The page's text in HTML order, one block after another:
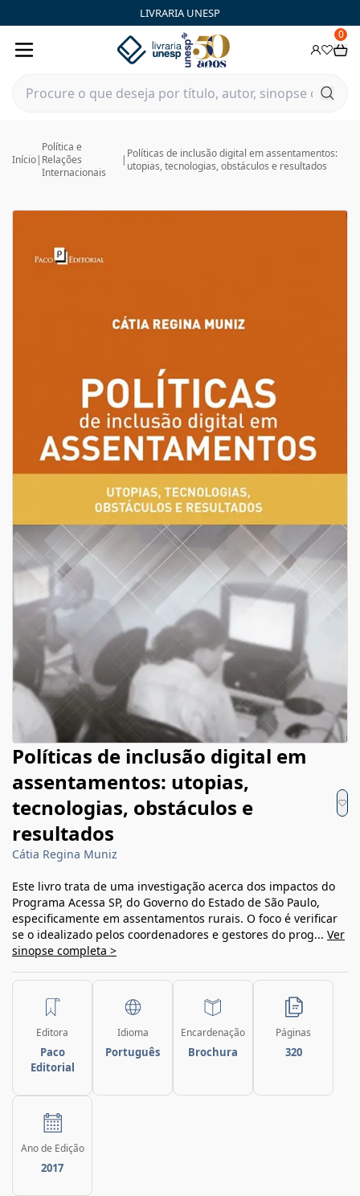
LIVRARIA UNESP
0
Início|
Política e
Relações
Internacionais
| Políticas de inclusão digital em assentamentos:
utopias, tecnologias, obstáculos e resultados
Políticas de inclusão digital em
assentamentos: utopias,
tecnologias, obstáculos e
resultados
Cátia Regina Muniz
Este livro trata de uma investigação acerca dos impactos do
Programa Acessa SP, do Governo do Estado de São Paulo,
especificamente em assentamentos rurais. O foco é verificar
se o idealizado pelos coordenadores e gestores do prog... Ver
sinopse completa >
Editora
Paco
Editorial
Idioma
Português
Encardenação
Brochura
Páginas
320
Ano de Edição
2017